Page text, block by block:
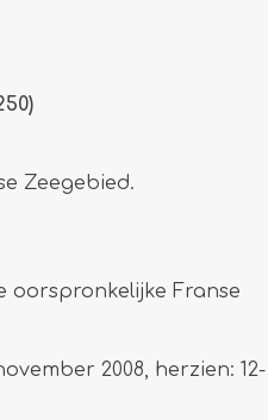
Zeegebied.
oorspronkelijke Franse
2008, herzien: 12-